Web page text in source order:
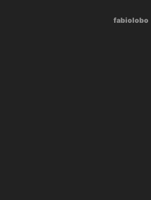
fabiolobo